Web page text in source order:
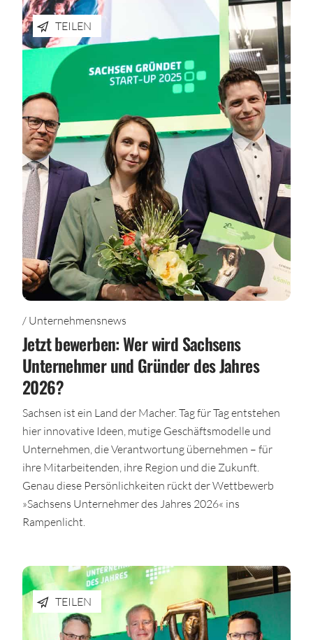
TEILEN
/ Unternehmensnews
Jetzt bewerben: Wer wird Sachsens
Unternehmer und Gründer des Jahres
2026?
Sachsen ist ein Land der Macher. Tag für Tag entstehen
hier innovative Ideen, mutige Geschäftsmodelle und
Unternehmen, die Verantwortung übernehmen – für
ihre Mitarbeitenden, ihre Region und die Zukunft.
Genau diese Persönlichkeiten rückt der Wettbewerb
»Sachsens Unternehmer des Jahres 2026« ins
Rampenlicht.
TEILEN